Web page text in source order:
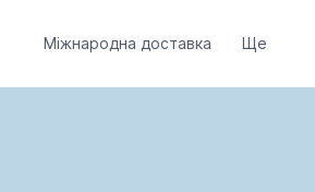
Міжнародна доставка Ще